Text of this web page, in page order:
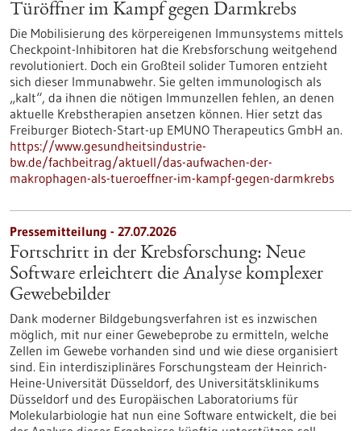
Türöffner im Kampf gegen Darmkrebs
Die Mobilisierung des körpereigenen Immunsystems mittels
Checkpoint-Inhibitoren hat die Krebsforschung weitgehend
revolutioniert. Doch ein Großteil solider Tumoren entzieht
sich dieser Immunabwehr. Sie gelten immunologisch als
„kalt“, da ihnen die nötigen Immunzellen fehlen, an denen
aktuelle Krebstherapien ansetzen können. Hier setzt das
Freiburger Biotech-Start-up EMUNO Therapeutics GmbH an.
https://www.gesundheitsindustrie-
bw.de/fachbeitrag/aktuell/das-aufwachen-der-
makrophagen-als-tueroeffner-im-kampf-gegen-darmkrebs
Pressemitteilung - 27.07.2026
Fortschritt in der Krebsforschung: Neue
Software erleichtert die Analyse komplexer
Gewebebilder
Dank moderner Bildgebungsverfahren ist es inzwischen
möglich, mit nur einer Gewebeprobe zu ermitteln, welche
Zellen im Gewebe vorhanden sind und wie diese organisiert
sind. Ein interdisziplinäres Forschungsteam der Heinrich-
Heine-Universität Düsseldorf, des Universitätsklinikums
Düsseldorf und des Europäischen Laboratoriums für
Molekularbiologie hat nun eine Software entwickelt, die bei